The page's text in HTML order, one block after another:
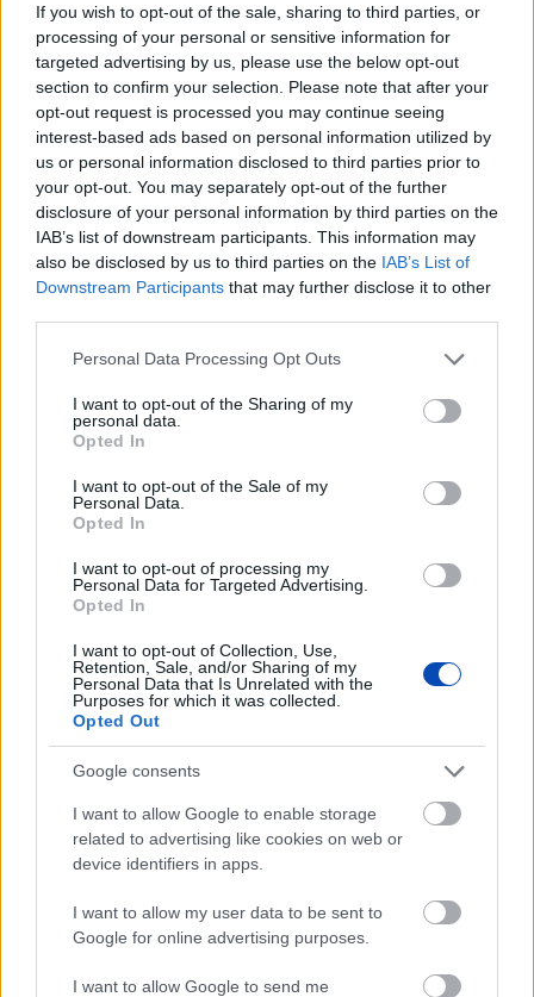
If you wish to opt-out of the sale, sharing to third parties, or
processing of your personal or sensitive information for
targeted advertising by us, please use the below opt-out
section to confirm your selection. Please note that after your
opt-out request is processed you may continue seeing
interest-based ads based on personal information utilized by
us or personal information disclosed to third parties prior to
your opt-out. You may separately opt-out of the further
disclosure of your personal information by third parties on the
IAB’s list of downstream participants. This information may
also be disclosed by us to third parties on the IAB’s List of
Downstream Participants that may further disclose it to other
Please note that this website/app uses one or more Google
not limited to your visit or usage behaviour. You may click to
grant or deny consent to Google and its third-party tags to
use your data for below specified purposes in below Google
consent section.
Personal Data Processing Opt Outs
I want to opt-out of the Sharing of my
personal data.
Opted In
I want to opt-out of the Sale of my
Personal Data.
Opted In
I want to opt-out of processing my
Personal Data for Targeted Advertising.
Opted In
I want to opt-out of Collection, Use,
Retention, Sale, and/or Sharing of my
Personal Data that Is Unrelated with the
Purposes for which it was collected.
Opted Out
Google consents
I want to allow Google to enable storage
related to advertising like cookies on web or
device identifiers in apps.
I want to allow my user data to be sent to
Google for online advertising purposes.
I want to allow Google to send me
2024. június 11.
A víz volt az úr a győri utcákon (GALÉRIA)
Győr-Moson-Sopron | A hirtelen lezúduló nagy
mennyiségű csapadék miatt hétfőn negyvenötször
riasztották a Győr-Moson-Sopron vármegyei
tűzoltókat.
2024. április 23.09:43
Elkaptak egy nagymenő drogterjesztőt,
Győr | A helyi férfi Győrben, a Sziget városrészben lévő
lakásából irányította hálózatát, és közvetlenül árusította
fogyasztóknak a „piko” elnevezésű szintetikus drogot.
A kereskedőt a nyomozók április 17-én a kábítószer
értékesítése közben tetten érték, és elfogták.